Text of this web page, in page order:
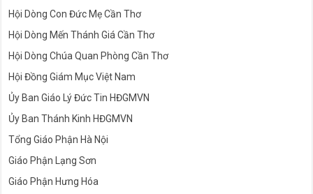
Hội Dòng Con Đức Mẹ Cần Thơ
Hội Dòng Mến Thánh Giá Cần Thơ
Hội Dòng Chúa Quan Phòng Cần Thơ
Hội Đồng Giám Mục Việt Nam
Ủy Ban Giáo Lý Đức Tin HĐGMVN
Ủy Ban Thánh Kinh HĐGMVN
Tổng Giáo Phận Hà Nội
Giáo Phận Lạng Sơn
Giáo Phận Hưng Hóa